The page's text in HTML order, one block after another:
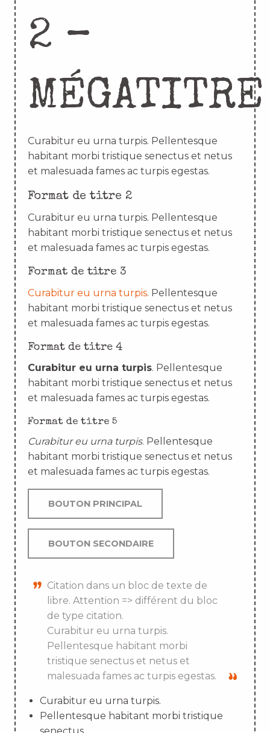
2 –
MÉGATITRE
Curabitur eu urna turpis. Pellentesque
habitant morbi tristique senectus et netus
et malesuada fames ac turpis egestas.
Format de titre 2
Curabitur eu urna turpis. Pellentesque
habitant morbi tristique senectus et netus
et malesuada fames ac turpis egestas.
Format de titre 3
Curabitur eu urna turpis. Pellentesque
habitant morbi tristique senectus et netus
et malesuada fames ac turpis egestas.
Format de titre 4
Curabitur eu urna turpis. Pellentesque
habitant morbi tristique senectus et netus
et malesuada fames ac turpis egestas.
Format de titre 5
Curabitur eu urna turpis. Pellentesque
habitant morbi tristique senectus et netus
et malesuada fames ac turpis egestas.
BOUTON PRINCIPAL
BOUTON SECONDAIRE
Citation dans un bloc de texte de
libre. Attention => différent du bloc
de type citation.
Curabitur eu urna turpis.
Pellentesque habitant morbi
tristique senectus et netus et
malesuada fames ac turpis egestas.
Curabitur eu urna turpis.
Pellentesque habitant morbi tristique